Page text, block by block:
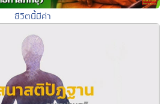
ชีวิตนี้มีค่า